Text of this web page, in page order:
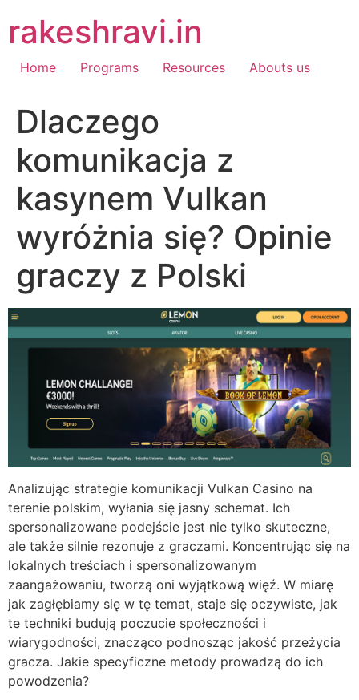
to
content
rakeshravi.in
Home Programs Resources Abouts us
Dlaczego
komunikacja z
kasynem Vulkan
wyróżnia się? Opinie
graczy z Polski
Analizując strategie komunikacji Vulkan Casino na
terenie polskim, wyłania się jasny schemat. Ich
spersonalizowane podejście jest nie tylko skuteczne,
ale także silnie rezonuje z graczami. Koncentrując się na
lokalnych treściach i spersonalizowanym
zaangażowaniu, tworzą oni wyjątkową więź. W miarę
jak zagłębiamy się w tę temat, staje się oczywiste, jak
te techniki budują poczucie społeczności i
wiarygodności, znacząco podnosząc jakość przeżycia
gracza. Jakie specyficzne metody prowadzą do ich
powodzenia?